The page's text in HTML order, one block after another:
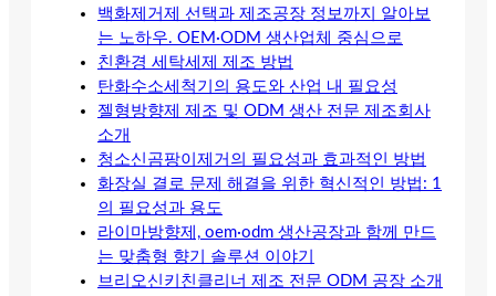
백화제거제 선택과 제조공장 정보까지 알아보
는 노하우. OEM·ODM 생산업체 중심으로
친환경 세탁세제 제조 방법
탄화수소세척기의 용도와 산업 내 필요성
젤형방향제 제조 및 ODM 생산 전문 제조회사
소개
청소신곰팡이제거의 필요성과 효과적인 방법
화장실 결로 문제 해결을 위한 혁신적인 방법: 1
의 필요성과 용도
라이마방향제, oem·odm 생산공장과 함께 만드
는 맞춤형 향기 솔루션 이야기
브리오신키친클리너 제조 전문 ODM 공장 소개